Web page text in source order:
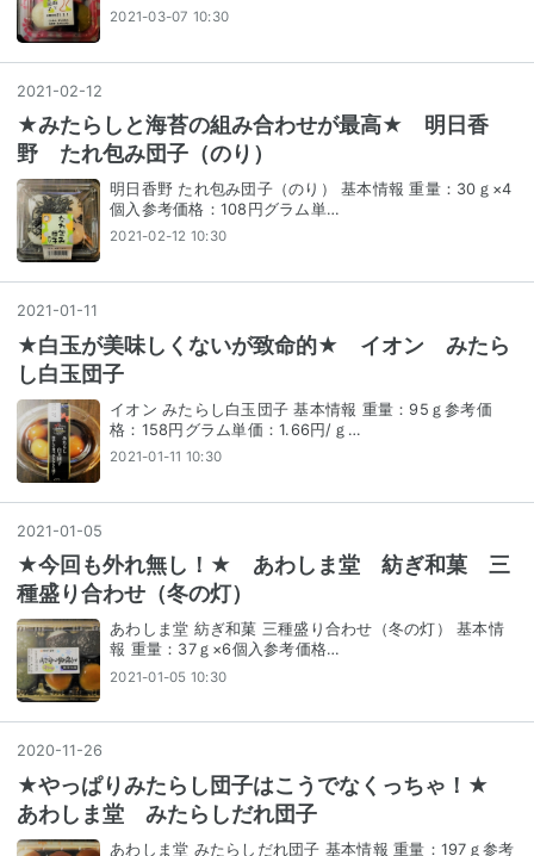
2021-03-07 10:30
2021-02-12
★みたらしと海苔の組み合わせが最高★ 明日香
野 たれ包み団子（のり）
明日香野 たれ包み団子（のり） 基本情報 重量：30ｇ×4
個入参考価格：108円グラム単…
2021-02-12 10:30
2021 -01 -11
★白玉が美味しくないが致命的★ イオン みたら
し白玉団子
イオン みたらし白玉団子 基本情報 重量：95ｇ参考価
格：158円グラム単価：1.66円/ｇ…
2021-01-11 10:30
2021-01-05
★今回も外れ無し！★ あわしま堂 紡ぎ和菓 三
種盛り合わせ（冬の灯）
あわしま堂 紡ぎ和菓 三種盛り合わせ（冬の灯） 基本情
報 重量：37ｇ×6個入参考価格…
2021-01-05 10:30
2020-11 -26
★やっぱりみたらし団子はこうでなくっちゃ！★
あわしま堂 みたらしだれ団子
あわしま堂 みたらしだれ団子 基本情報 重量：197ｇ参考